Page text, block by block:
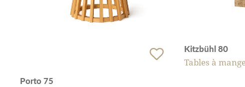
Porto 75
Kitzbühl 80
Tables à